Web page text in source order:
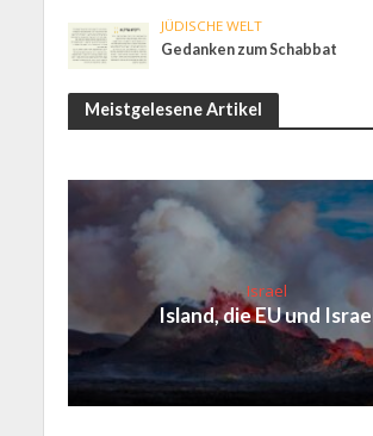
JÜDISCHE WELT
Gedanken zum Schabbat
Meistgelesene Artikel
Israel
Island, die EU und